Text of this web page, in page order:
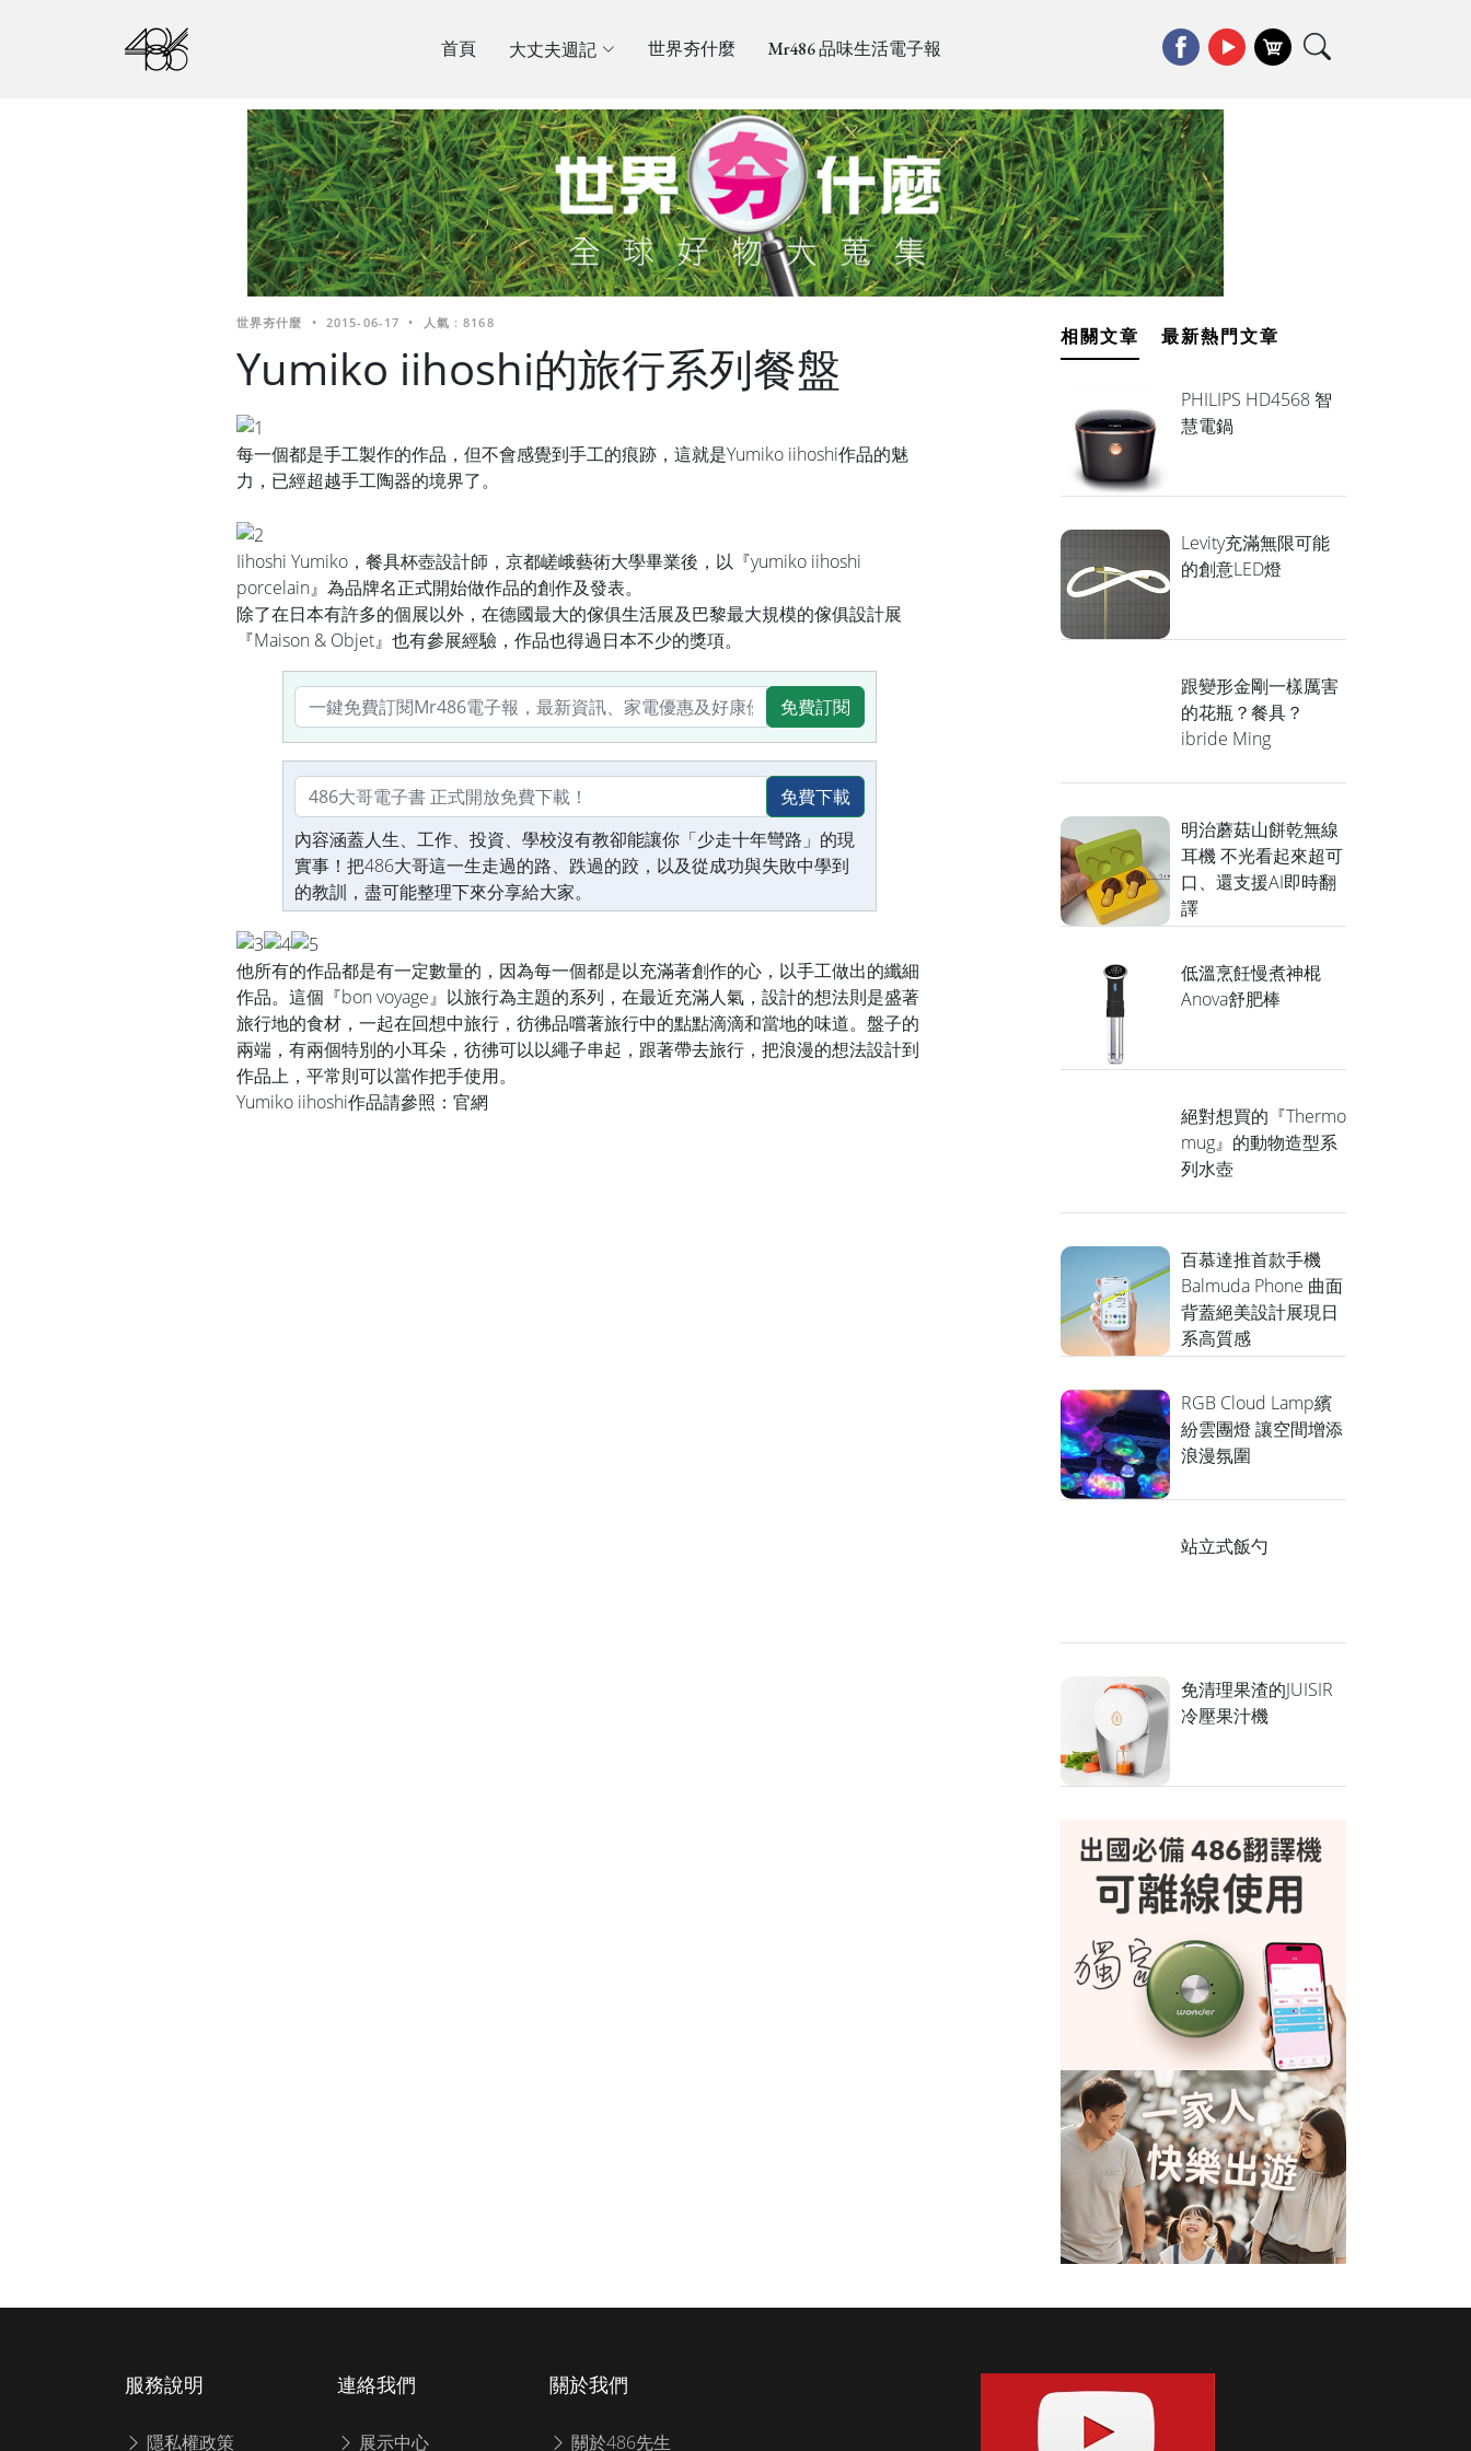
首頁 大丈夫週記 世界夯什麼 Mr486 品味生活電子報
世界夯什麼 • 2015-06-17 • 人氣 : 8168
Yumiko iihoshi的旅行系列餐盤
每一個都是手工製作的作品，但不會感覺到手工的痕跡，這就是Yumiko iihoshi作品的魅
力，已經超越手工陶器的境界了。
Iihoshi Yumiko，餐具杯壺設計師，京都嵯峨藝術大學畢業後，以『yumiko iihoshi
porcelain』為品牌名正式開始做作品的創作及發表。
除了在日本有許多的個展以外，在德國最大的傢俱生活展及巴黎最大規模的傢俱設計展
『Maison & Objet』也有參展經驗，作品也得過日本不少的獎項。
免費訂閱
免費下載
內容涵蓋人生、工作、投資、學校沒有教卻能讓你「少走十年彎路」的現
實事！把486大哥這一生走過的路、跌過的跤，以及從成功與失敗中學到
的教訓，盡可能整理下來分享給大家。
他所有的作品都是有一定數量的，因為每一個都是以充滿著創作的心，以手工做出的纖細
作品。這個『bon voyage』以旅行為主題的系列，在最近充滿人氣，設計的想法則是盛著
旅行地的食材，一起在回想中旅行，彷彿品嚐著旅行中的點點滴滴和當地的味道。盤子的
兩端，有兩個特別的小耳朵，彷彿可以以繩子串起，跟著帶去旅行，把浪漫的想法設計到
作品上，平常則可以當作把手使用。
Yumiko iihoshi作品請參照： 官網
相關文章 最新熱門文章
PHILIPS HD4568 智
慧電鍋
Levity充滿無限可能
的創意LED燈
跟變形金剛一樣厲害
的花瓶？餐具？
ibride Ming
明治蘑菇山餅乾無線
耳機 不光看起來超可
口、還支援AI即時翻
譯
低溫烹飪慢煮神棍
Anova舒肥棒
絕對想買的『Thermo
mug』的動物造型系
列水壺
百慕達推首款手機
Balmuda Phone 曲面
背蓋絕美設計展現日
系高質感
RGB Cloud Lamp繽
紛雲團燈 讓空間增添
浪漫氛圍
站立式飯勺
免清理果渣的JUISIR
冷壓果汁機
服務說明
隱私權政策
連絡我們
展示中心
關於我們
關於486先生